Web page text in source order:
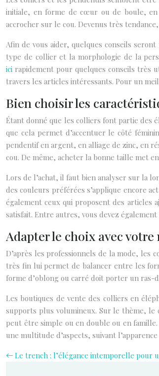
initiale, en forme de cœur ou de boule, en
accrocher sur le cou. Devenus très
Afin de vous aider, quelques conseils
type de collier et la morphologie de la
ici rapidement pour quelques conseils très
travers les articles intéressants. Pour un
Bien choisir les
Étant donné que les colliers font partie des
que cela permet d’accentuer le côté
pendentif en argent, en alliage de zinc, en
cou. De même, acheter la bonne taille met
Lors de l’achat, il faut bien analyser sur la
des couleurs préférées s’applique encore
également ceux qui proposent des articles
satisfait. Entre autres, vous devez
Adapter le choix avec
D’après les professionnels de la mode, les
très fin lui permet de balancer entre les
forme d’oblong ou carré doit porter un ras-
Les boutiques de vente des colliers en
supports plus volumineux. Sur le thème, le
peut être simple ou en double ou en
une multitude d’aspects, suivant
Le trench : l’élégance intemporelle pour